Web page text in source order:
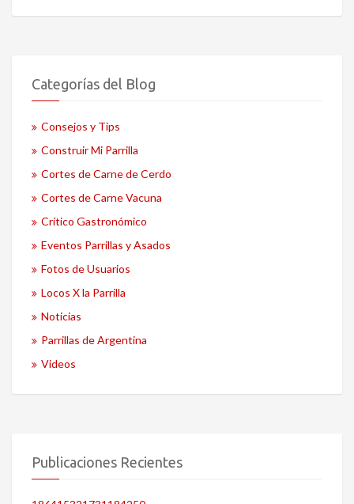
Categorías del Blog
Consejos y Tips
Construir Mi Parrilla
Cortes de Carne de Cerdo
Cortes de Carne Vacuna
Crítico Gastronómico
Eventos Parrillas y Asados
Fotos de Usuarios
Locos X la Parrilla
Noticias
Parrillas de Argentina
Videos
Publicaciones Recientes